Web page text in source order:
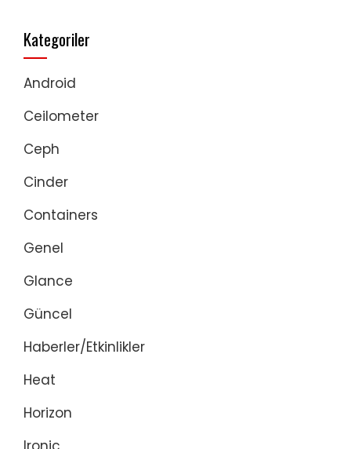
Kategoriler
Android
Ceilometer
Ceph
Cinder
Containers
Genel
Glance
Güncel
Haberler/Etkinlikler
Heat
Horizon